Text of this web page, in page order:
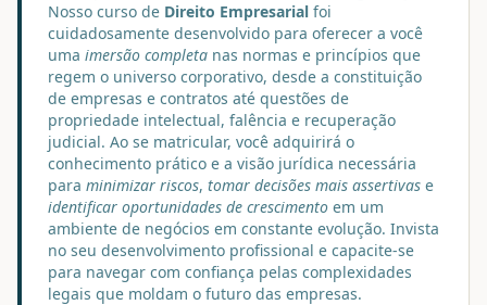
Nosso curso de Direito Empresarial foi
cuidadosamente desenvolvido para oferecer a você
uma imersão completa nas normas e princípios que
regem o universo corporativo, desde a constituição
de empresas e contratos até questões de
propriedade intelectual, falência e recuperação
judicial. Ao se matricular, você adquirirá o
conhecimento prático e a visão jurídica necessária
para minimizar riscos, tomar decisões mais assertivas e
identificar oportunidades de crescimento em um
ambiente de negócios em constante evolução. Invista
no seu desenvolvimento profissional e capacite-se
para navegar com confiança pelas complexidades
legais que moldam o futuro das empresas.